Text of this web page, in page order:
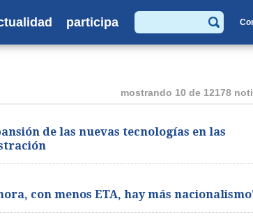
participa
Buscar
mostrando 10 de 12178
de las nuevas tecnologías en las
con menos ETA, hay más